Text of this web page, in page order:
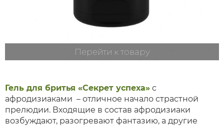
Перейти к товару
Гель для бритья «Секрет успеха» с
афродизиаками – отличное начало страстной
прелюдии. Входящие в состав афродизиаки
возбуждают, разогревают фантазию, а другие